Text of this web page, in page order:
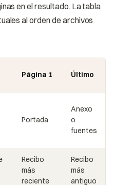
en el resultado. La tabla
al orden de archivos
Página 1 Último
Portada
Anexo
o
fuentes
Recibo
más
reciente
Recibo
más
antiguo